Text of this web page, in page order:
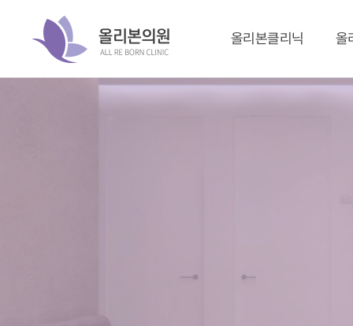
올리본클리닉 올